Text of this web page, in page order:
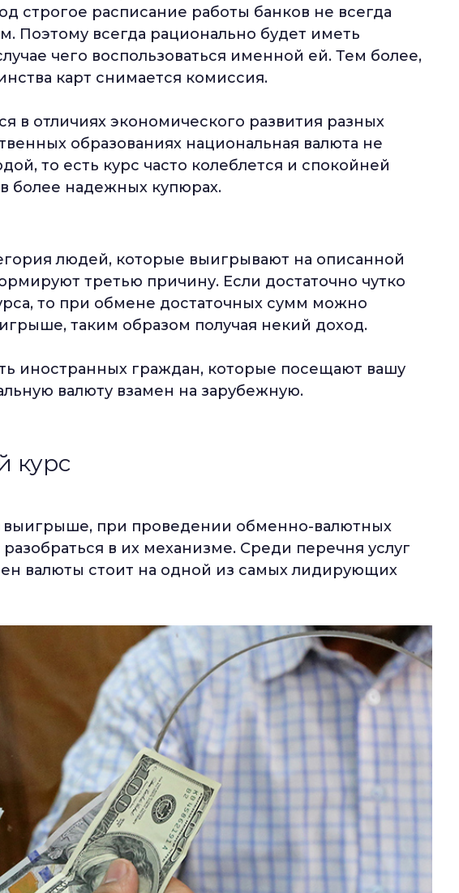
строгое расписание работы банков не всегда
Поэтому всегда рационально будет иметь
чего воспользоваться именной ей. Тем более,
карт снимается комиссия.
в отличиях экономического развития разных
образованиях национальная валюта не
то есть курс часто колеблется и спокойней
более надежных купюрах.
людей, которые выигрывают на описанной
третью причину. Если достаточно чутко
то при обмене достаточных сумм можно
таким образом получая некий доход.
иностранных граждан, которые посещают вашу
валюту взамен на зарубежную.
курс
выигрыше, при проведении обменно-валютных
в их механизме. Среди перечня услуг
валюты стоит на одной из самых лидирующих